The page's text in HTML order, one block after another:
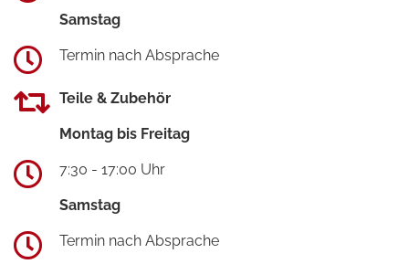
Samstag
Termin nach Absprache
Teile & Zubehör
Montag bis Freitag
7:30 - 17:00 Uhr
Samstag
Termin nach Absprache